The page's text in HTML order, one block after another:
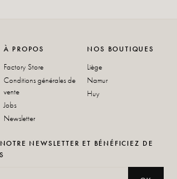
À PROPOS
Factory Store
Conditions générales de
vente
Jobs
Newsletter
NOS BOUTIQUES
Liège
Namur
Huy
NEWSLETTER ET BÉNÉFICIEZ DE